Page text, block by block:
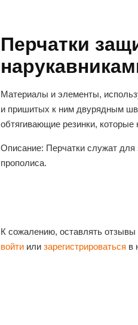
Перчатки
Материалы и элементы,
и пришитых к ним двурядным
обтягивающие резинки,
Описание: Перчатки служат для
прополиса.
К сожалению, оставлять
войти или зарегистрироваться в